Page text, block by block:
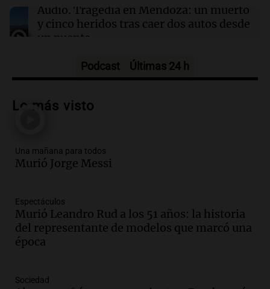
hombres se lo llevaron para hacerle preguntas
y nunca regresó"
Audio. Tragedia en Mendoza: un muerto
y cinco heridos tras caer dos autos desde
un puente
Audio.Messi llegará esta noche a
tras la muerte de su papá
Audio.Ley de Propiedad Privada: el revés
en el Congreso expuso una debilidad
Una mañana para todos
Episodios
Audio.Casabindo se prepara para una
celebración única: 30.000 turistas y el
Episodios
Podcast Últimas 24 h
Lo más visto
Una mañana para todos
Murió Jorge Messi
Espectáculos
Murió Leandro Rud a los 51 años: la historia
del representante de modelos que marcó una
época
Sociedad